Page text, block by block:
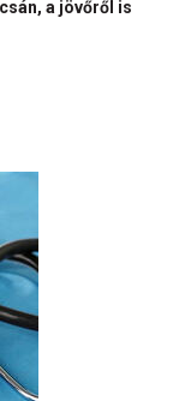
a jövőről is